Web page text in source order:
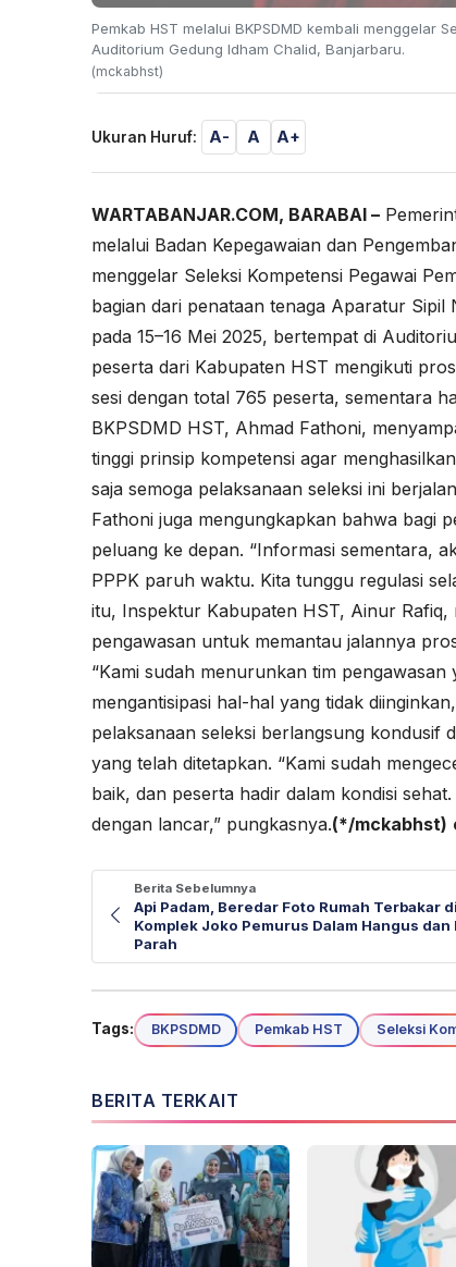
Pemkab HST melalui BKPSDMD kembali menggelar
Auditorium Gedung Idham Chalid, Banjarbaru.
(mckabhst)
Ukuran Huruf: A- A A+
WARTABANJAR.COM, BARABAI –
melalui Badan Kepegawaian dan
menggelar Seleksi Kompetensi Pegawai
bagian dari penataan tenaga Aparatur
pada 15–16 Mei 2025, bertempat di
peserta dari Kabupaten HST mengikuti
sesi dengan total 765 peserta, sementara
BKPSDMD HST, Ahmad Fathoni,
tinggi prinsip kompetensi agar
saja semoga pelaksanaan seleksi ini
Fathoni juga mengungkapkan bahwa bagi
peluang ke depan. “Informasi sementara,
PPPK paruh waktu. Kita tunggu regulasi
itu, Inspektur Kabupaten HST, Ainur
pengawasan untuk memantau jalannya
“Kami sudah menurunkan tim
mengantisipasi hal-hal yang tidak
pelaksanaan seleksi berlangsung kondusif
yang telah ditetapkan. “Kami sudah
baik, dan peserta hadir dalam kondisi
dengan lancar,” pungkasnya.(*/mckabhst)
Berita Sebelumnya
Api Padam, Beredar Foto Rumah Terbakar di
Komplek Joko Pemurus Dalam Hangus dan
Parah
Tags: BKPSDMD Pemkab HST Seleksi
BERITA TERKAIT